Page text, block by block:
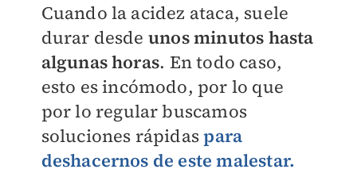
Cuando la acidez ataca, suele
durar desde unos minutos hasta
algunas horas. En todo caso,
esto es incómodo, por lo que
por lo regular buscamos
soluciones rápidaspara
deshacernos de este malestar.